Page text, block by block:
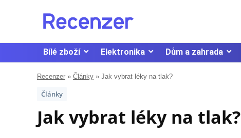
Bílé zboží Elektronika Dům a zahrada
Recenzer » Články » Jak vybrat léky na tlak?
Články
Jak vybrat léky na tlak?